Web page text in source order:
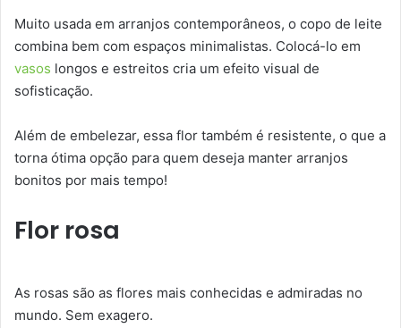
Muito usada em arranjos contemporâneos, o copo de leite
combina bem com espaços minimalistas. Colocá-lo em
vasos longos e estreitos cria um efeito visual de
sofisticação.
Além de embelezar, essa flor também é resistente, o que a
torna ótima opção para quem deseja manter arranjos
bonitos por mais tempo!
Flor rosa
As rosas são as flores mais conhecidas e admiradas no
mundo. Sem exagero.